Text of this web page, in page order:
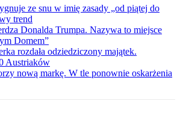
ze snu w imię zasady „od piątej do
trend
Donalda Trumpa. Nazywa to miejsce
Domem”
rozdała odziedziczony majątek.
Austriaków
nową markę. W tle ponownie oskarżenia